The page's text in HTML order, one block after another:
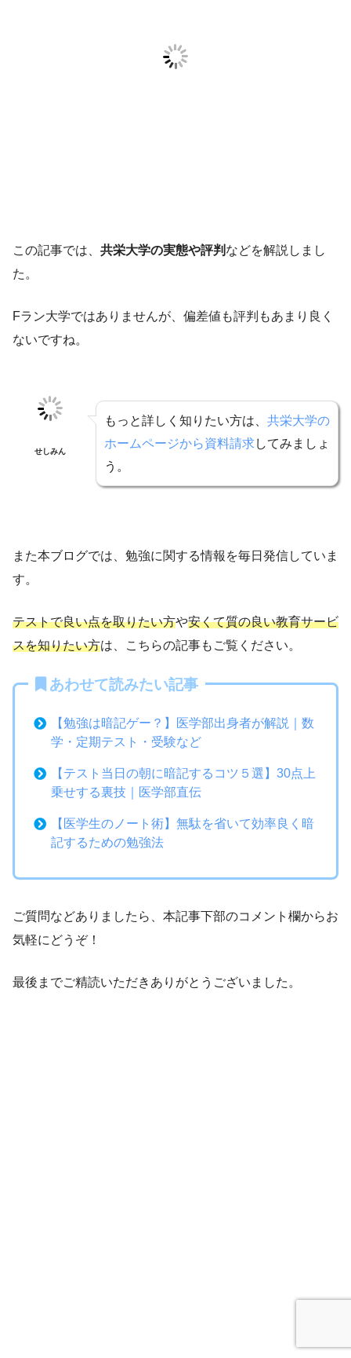
この記事では、 共栄大学の実態や評判 などを解説しまし
た。
Fラン大学ではありませんが、偏差値も評判もあまり良く
ないですね。
せしみん
もっと詳しく知りたい方は、 共栄大学の
ホームページから資料請求してみましょ
う。
また本ブログでは、勉強に関する情報を毎日発信していま
す。
テストで良い点を取りたい方や安くて質の良い教育サービ
スを知りたい方は、こちらの記事もご覧ください。
あわせて読みたい記事
【勉強は暗記ゲー？】医学部出身者が解説｜数
学・定期テスト・受験など
【テスト当日の朝に暗記するコツ５選】30点上
乗せする裏技｜医学部直伝
【医学生のノート術】無駄を省いて効率良く暗
記するための勉強法
ご質問などありましたら、本記事下部のコメント欄からお
気軽にどうぞ！
最後までご精読いただきありがとうございました。